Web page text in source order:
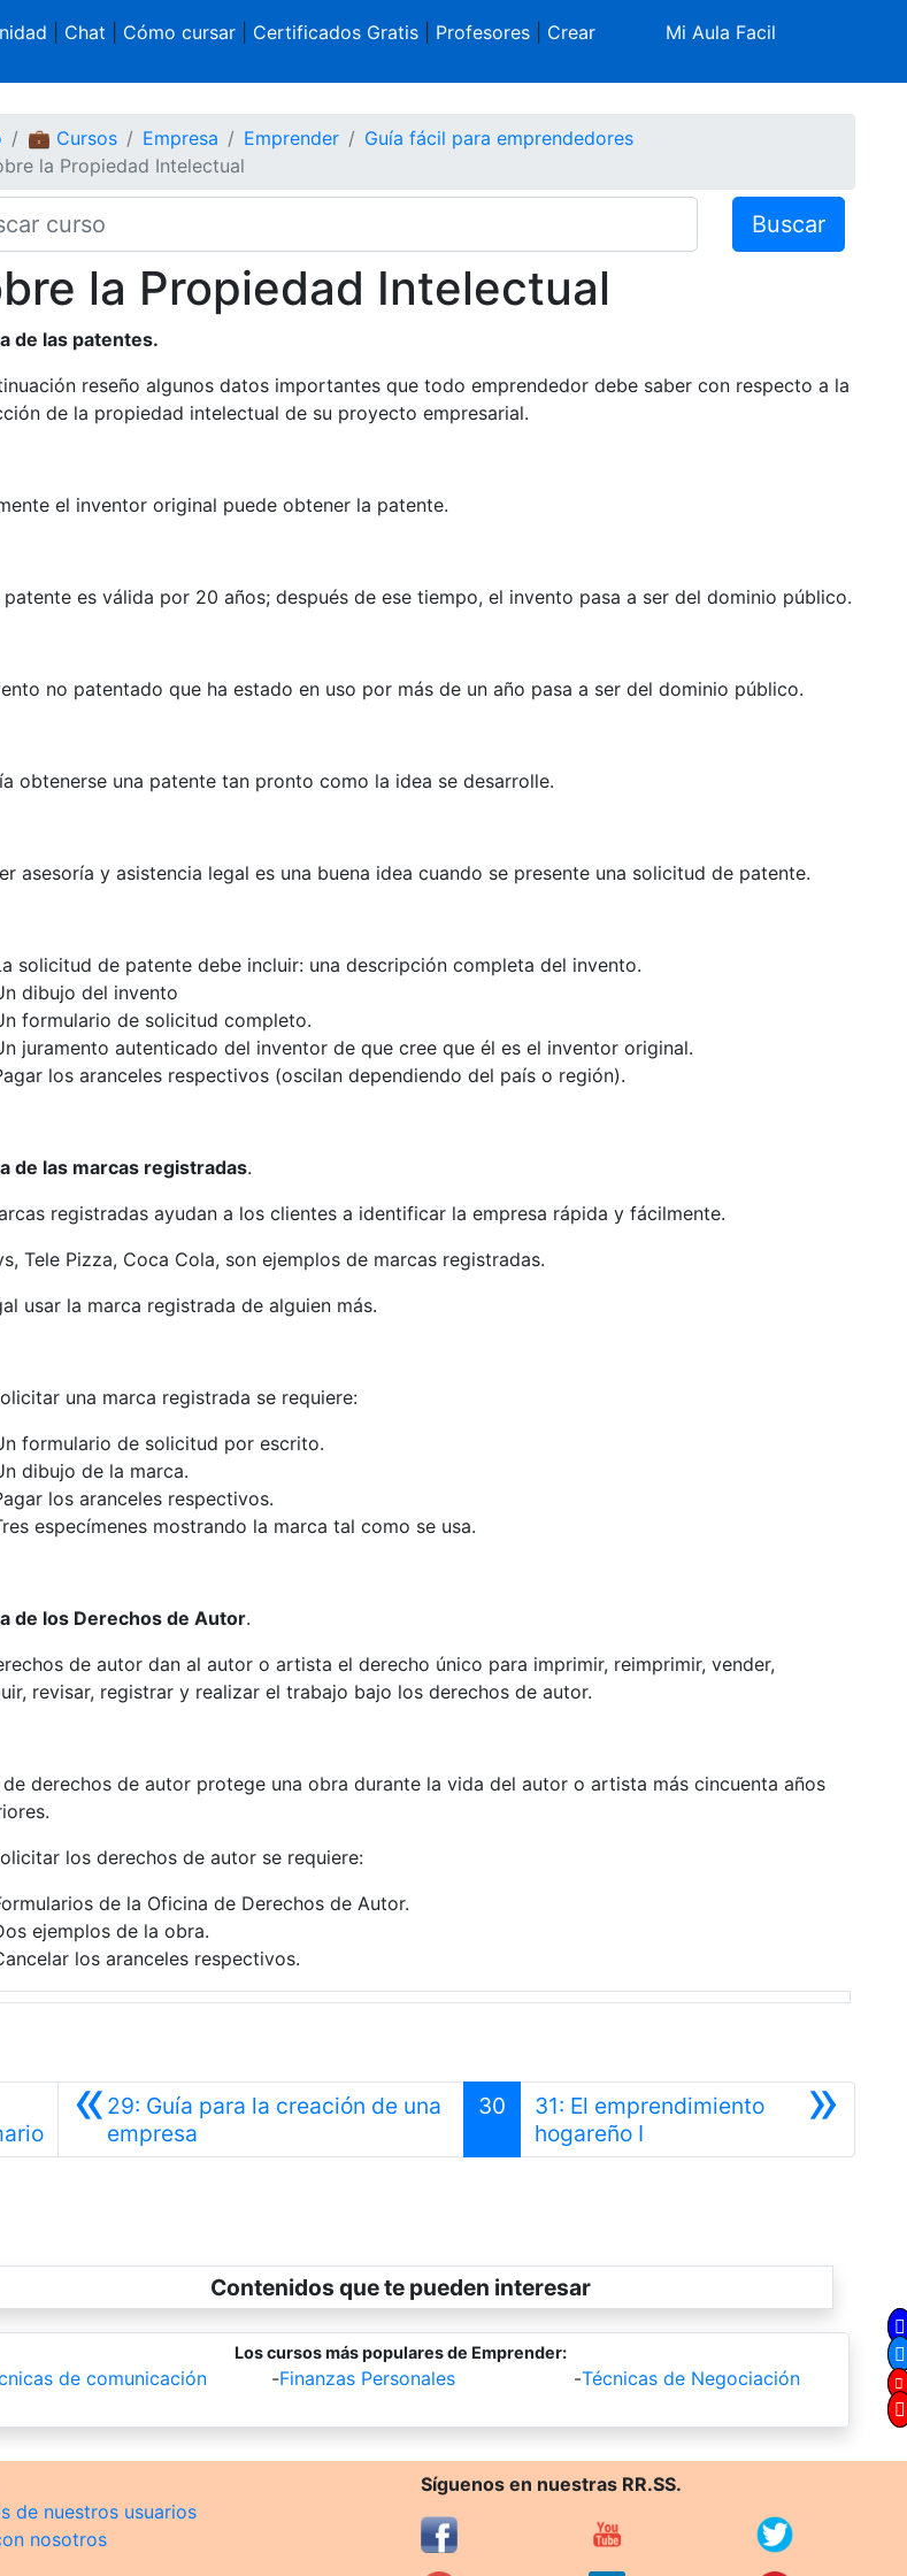
Chat Cómo cursar| Certificados Gratis| Profesores| Crear
Mi Aula Facil
💼 Cursos Empresa Emprender
Guía fácil para emprendedores
la Propiedad Intelectual
Buscar
la Propiedad Intelectual
de las patentes.
reseño algunos datos importantes que todo emprendedor debe saber con respecto a la
de la propiedad intelectual de su proyecto empresarial.
el inventor original puede obtener la patente.
patente es válida por 20 años; después de ese tiempo, el invento pasa a ser del dominio público.
no patentado que ha estado en uso por más de un año pasa a ser del dominio público.
obtenerse una patente tan pronto como la idea se desarrolle.
asesoría y asistencia legal es una buena idea cuando se presente una solicitud de patente.
solicitud de patente debe incluir: una descripción completa del invento.
dibujo del invento
formulario de solicitud completo.
juramento autenticado del inventor de que cree que él es el inventor original.
los aranceles respectivos (oscilan dependiendo del país o región).
de las marcas registradas.
registradas ayudan a los clientes a identificar la empresa rápida y fácilmente.
Tele Pizza, Coca Cola, son ejemplos de marcas registradas.
usar la marca registrada de alguien más.
una marca registrada se requiere:
formulario de solicitud por escrito.
dibujo de la marca.
los aranceles respectivos.
especímenes mostrando la marca tal como se usa.
de los Derechos de Autor.
de autor dan al autor o artista el derecho único para imprimir, reimprimir, vender,
revisar, registrar y realizar el trabajo bajo los derechos de autor.
de derechos de autor protege una obra durante la vida del autor o artista más cincuenta años
los derechos de autor se requiere:
de la Oficina de Derechos de Autor.
ejemplos de la obra.
los aranceles respectivos.
«29: Guía para la creación de una
empresaAnterior
30 »
31: El emprendimiento
hogareño ISiguiente
Contenidos que te pueden interesar
Los cursos más populares de Emprender:
de comunicación -Finanzas Personales -Técnicas de Negociación
de nuestros usuarios
nosotros
Síguenos en nuestras RR.SS.